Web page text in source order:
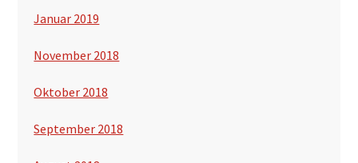
Januar 2019
November 2018
Oktober 2018
September 2018